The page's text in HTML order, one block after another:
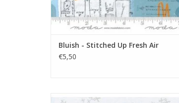
Bluish - Stitched Up Fresh Air
€5,50
low volume stof met schaartjes